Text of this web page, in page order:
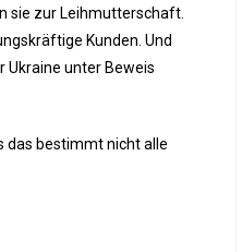
sie zur Leihmutterschaft.
Kunden. Und
Ukraine unter Beweis
das bestimmt nicht alle